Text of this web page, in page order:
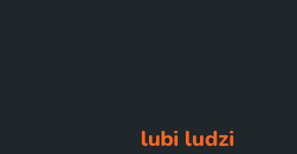
lubi ludzi